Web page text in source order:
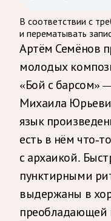
В соответствии с
и перематывать
Артём Семёнов
молодых
«Бой с барсом»
Михаила
язык
есть в нём что-
с архаикой.
пунктирными
выдержаны в
преобладающей